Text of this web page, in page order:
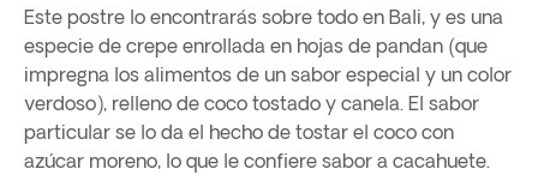
Este postre lo encontrarás sobre todo en Bali, y es una
especie de crepe enrollada en hojas de pandan (que
impregna los alimentos de un sabor especial y un color
verdoso), relleno de coco tostado y canela. El sabor
particular se lo da el hecho de tostar el coco con
azúcar moreno, lo que le confiere sabor a cacahuete.